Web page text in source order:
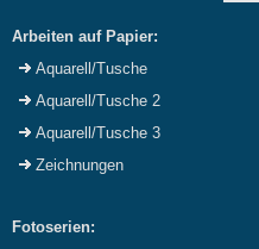
Arbeiten auf Papier:
Aquarell/Tusche
Aquarell/Tusche 2
Aquarell/Tusche 3
Zeichnungen
Fotoserien: